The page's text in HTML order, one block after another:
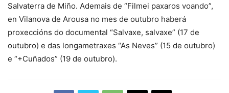
Salvaterra de Miño. Ademais de “Filmei paxaros voando”,
en Vilanova de Arousa no mes de outubro haberá
proxeccións do documental “Salvaxe, salvaxe” (17 de
outubro) e das longametraxes “As Neves” (15 de outubro)
e “+Cuñados” (19 de outubro).